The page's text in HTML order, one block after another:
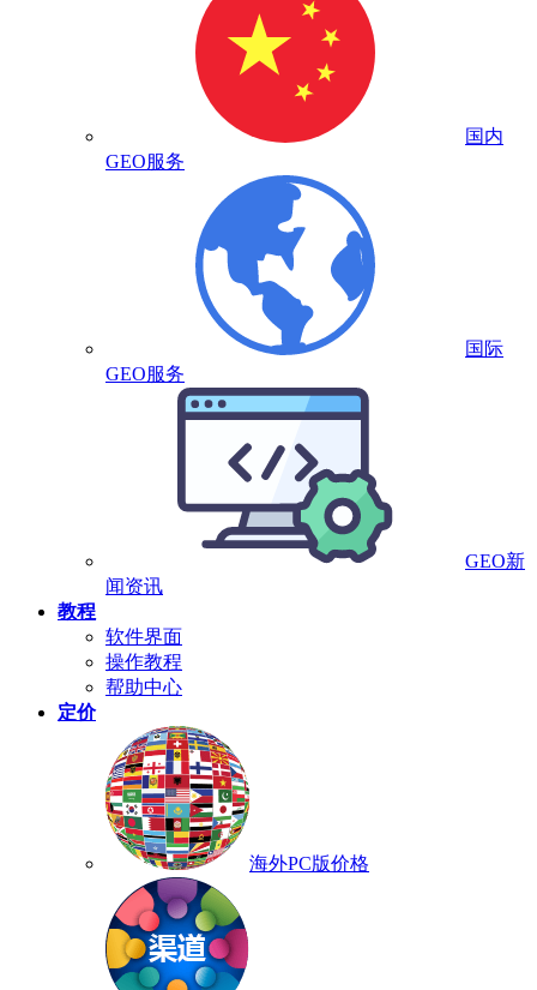
国内
GEO服务
国际
GEO服务
GEO新
闻资讯
教程
软件界面
操作教程
帮助中心
定价
海外PC版价格